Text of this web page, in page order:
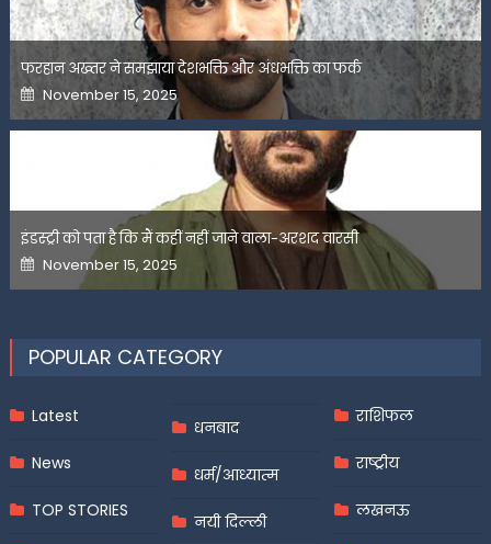
फरहान अख्तर ने समझाया देशभक्ति और अंधभक्ति का फर्क
Posted
on
November 15, 2025
इंडस्ट्री को पता है कि मैं कहीं नहीं जाने वाला-अरशद वारसी
Posted
on
November 15, 2025
POPULAR CATEGORY
Latest
News
TOP STORIES
धनबाद
धर्म/आध्यात्म
नयी दिल्ली
राशिफल
राष्ट्रीय
लखनऊ